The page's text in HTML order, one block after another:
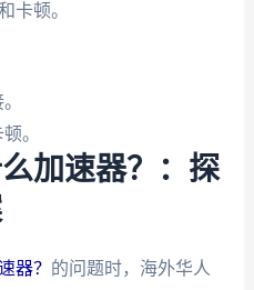
卡顿。
。
加速器？：探
器？ 的问题时，海外华人